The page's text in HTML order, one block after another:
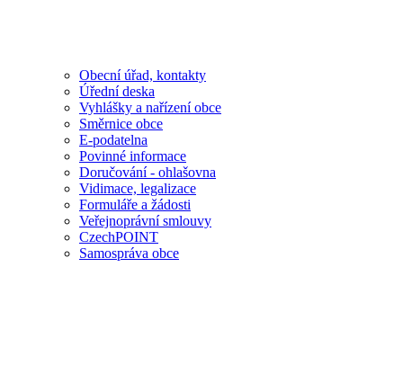
Obecní úřad, kontakty
Úřední deska
Vyhlášky a nařízení obce
Směrnice obce
E-podatelna
Povinné informace
Doručování - ohlašovna
Vidimace, legalizace
Formuláře a žádosti
Veřejnoprávní smlouvy
CzechPOINT
Samospráva obce